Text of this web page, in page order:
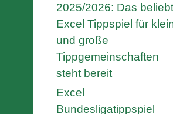
2025/2026: Das
Excel Tippspiel für
und große
Tippgemeinschaften
steht bereit
Excel
Bundesligatippspiel